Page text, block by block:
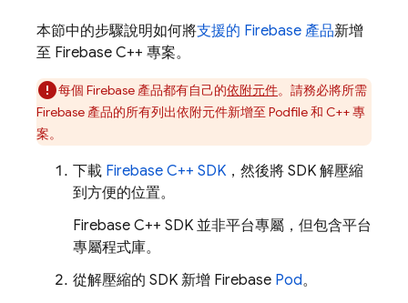
本節中的步驟說明如何將支援的 Firebase 產品新增
至 Firebase C++ 專案。
每個 Firebase 產品都有自己的依附元件。請務必將所需
Firebase 產品的所有列出依附元件新增至 Podfile 和 C++ 專
案。
下載 Firebase C++ SDK ，然後將 SDK 解壓縮
到方便的位置。
Firebase C++ SDK 並非平台專屬，但包含平台
專屬程式庫。
從解壓縮的 SDK 新增 Firebase Pod。